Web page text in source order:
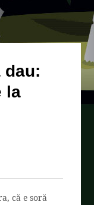
dau:
la
că e soră